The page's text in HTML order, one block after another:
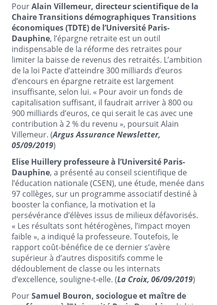
PourAlain Villemeur, directeur scientifique de la
Chaire Transitions démographiques Transitions
économiques (TDTE) de l’Université Paris-
Dauphine, l’épargne retraite est un outil
indispensable de la réforme des retraites pour
limiter la baisse de revenus des retraités. L’ambition
de la loi Pacte d’atteindre 300 milliards d’euros
d’encours en épargne retraite est largement
insuffisante, selon lui. « Pour avoir un fonds de
capitalisation suffisant, il faudrait arriver à 800 ou
900 milliards d’euros, ce qui serait le cas avec une
contribution à 2 % du revenu », poursuit Alain
Villemeur. (Argus Assurance Newsletter,
05/09/2019)
Elise Huillery professeure à l’Université Paris-
Dauphine, a présenté au conseil scientifique de
l’éducation nationale (CSEN), une étude, menée dans
97 collèges, sur un programme associatif destiné à
booster la confiance, la motivation et la
persévérance d’élèves issus de milieux défavorisés.
« Les résultats sont hétérogènes, l’impact moyen
faible », a indiqué la professeure. Toutefois, le
rapport coût-bénéfice de ce dernier s’avère
supérieur à d’autres dispositifs comme le
dédoublement de classe ou les internats
d’excellence, souligne-t-elle. (La Croix, 06/09/2019)
PourSamuel Bouron, sociologue et maître de